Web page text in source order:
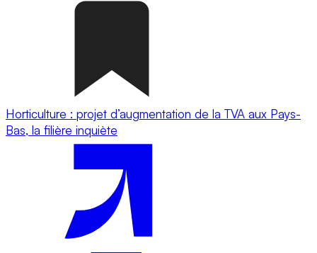
Horticulture : projet d’augmentation de la TVA aux Pays-
Bas, la filière inquiète